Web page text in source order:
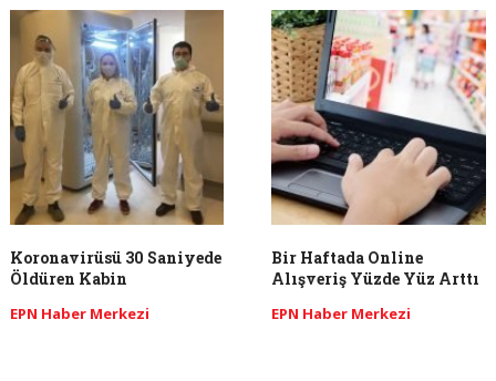
Koronavirüsü 30 Saniyede
Öldüren Kabin
EPN Haber Merkezi
Bir Haftada Online
Alışveriş Yüzde Yüz Arttı
EPN Haber Merkezi